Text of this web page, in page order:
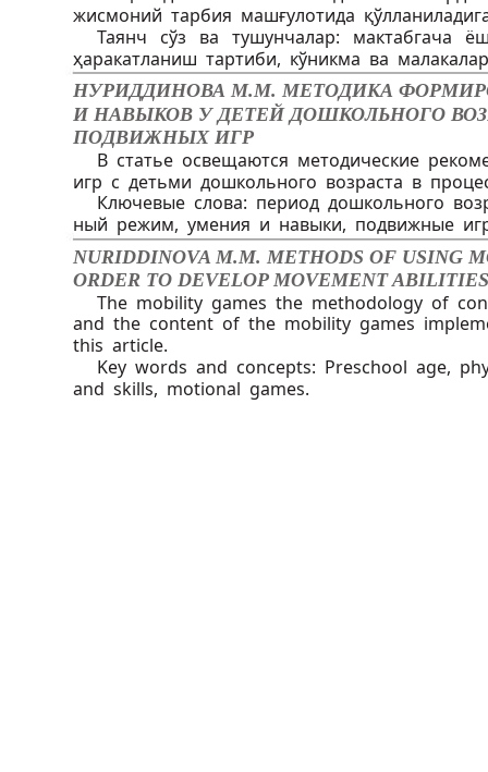
жисмоний тарбия машғулотида
Таянч сўз ва тушунчалар: мактабгача
ҳаракатланиш тартиби, кўникма ва
НУРИДДИНОВА М.М. МЕТОДИКА
И НАВЫКОВ У ДЕТЕЙ ДОШКОЛЬНОГО
ПОДВИЖНЫХ ИГР
В статье освещаются методические
игр с детьми дошкольного возраста в
Ключевые слова: период дошкольного
ный режим, умения и навыки, подвижные
NURIDDINOVA M.M. METHODS OF USING
ORDER TO DEVELOP MOVEMENT
The mobility games the methodology of
and the content of the mobility games
this article.
Key words and concepts: Preschool age,
and skills, motional games.